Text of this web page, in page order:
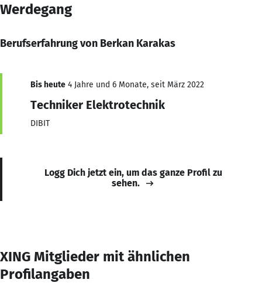
Werdegang
Berufserfahrung von Berkan Karakas
Bis heute 4 Jahre und 6 Monate, seit März 2022
Techniker Elektrotechnik
DIBIT
Logg Dich jetzt ein, um das ganze Profil zu
sehen.
XING Mitglieder mit ähnlichen
Profilangaben